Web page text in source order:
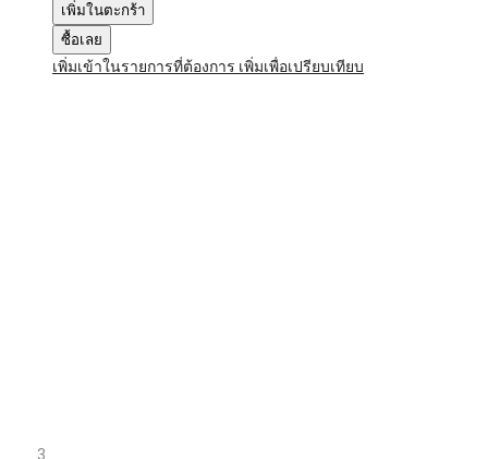
เพิ่มในตะกร้า
ซื้อเลย
เพิ่มเข้าในรายการที่ต้องการ เพิ่มเพื่อเปรียบเทียบ